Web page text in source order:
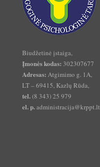
Biudžetinė įstaiga,
Įmonės kodas: 302307677
Adresas: Atgimimo g. 1A,
LT – 69415, Kazlų Rūda,
tel.(8 343) 25 979
el. p.administracija@krppt.lt